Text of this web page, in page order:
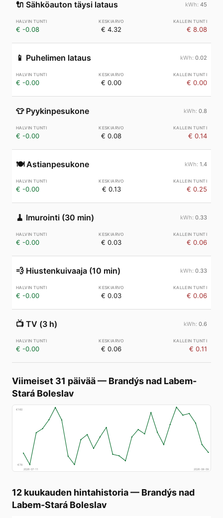
🔌 Sähköauton täysi lataus 45
€ -0.08 € 4.32 € 8.08
📱 Puhelimen lataus 0.02
€ -0.00 € 0.00 € 0.00
👕 Pyykinpesukone 0.8
€ -0.00 € 0.08 € 0.14
🍽️ Astianpesukone 1.4
€ -0.00 € 0.13 € 0.25
🧹 Imurointi (30 min) 0.33
€ -0.00 € 0.03 € 0.06
💨 Hiustenkuivaaja (10 min) 0.33
€ -0.00 € 0.03 € 0.06
📺 TV (3 h) 0.6
€ -0.00 € 0.06 € 0.11
Viimeiset 31 päivää— Brandýs nad Labem-
Stará Boleslav
€160
€78
2026-07-11
2026-08-09
12 kuukauden hintahistoria— Brandýs nad
Labem-Stará Boleslav